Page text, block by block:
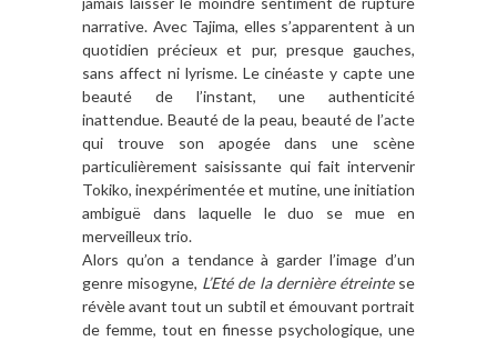
narrative. Avec Tajima, elles s’apparentent à un
quotidien précieux et pur, presque gauches,
sans affect ni lyrisme. Le cinéaste y capte une
beauté de l’instant, une authenticité
inattendue. Beauté de la peau, beauté de l’acte
qui trouve son apogée dans une scène
particulièrement saisissante qui fait intervenir
Tokiko, inexpérimentée et mutine, une initiation
ambiguë dans laquelle le duo se mue en
merveilleux trio.
Alors qu’on a tendance à garder l’image d’un
genre misogyne, L’Eté de la dernière étreinte se
révèle avant tout un subtil et émouvant portrait
de femme, tout en finesse psychologique, une